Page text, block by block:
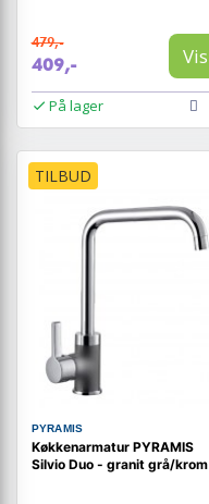
479,-
409,- Vis
På lager
TILBUD
PYRAMIS
Køkkenarmatur PYRAMIS
Silvio Duo - granit grå/krom